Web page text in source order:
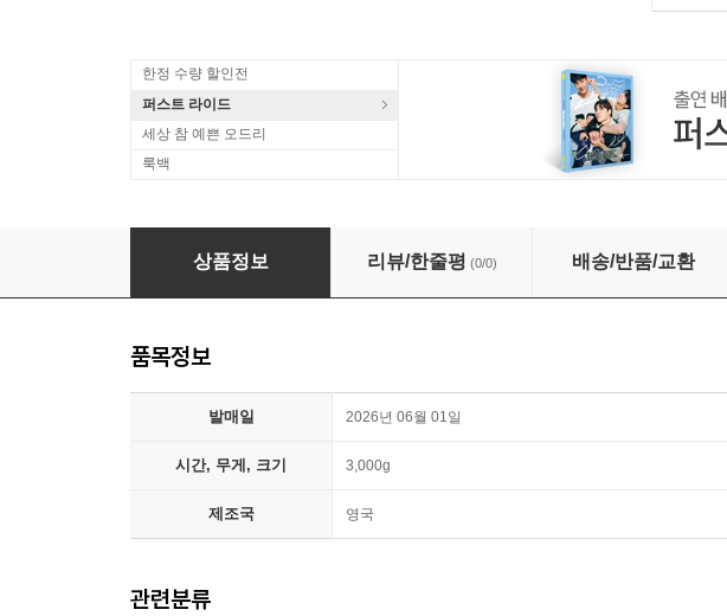
한정 수량 할인전
퍼스트 라이드
세상 참 예쁜 오드리
룩백
Boards of Canada (보즈 오브 캐나다) - 5집 Inferno [레드 컬러 2LP]
상품정보 리뷰/한줄평 (0/0) 배송/반품/교환
품목정보
발매일 2026년 06월 01일
시간, 무게, 크기 3,000g
제조국 영국
관련분류